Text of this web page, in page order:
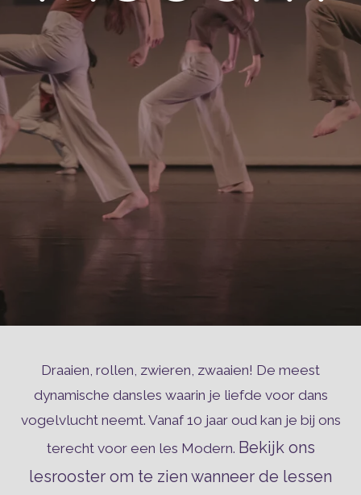
Draaien, rollen, zwieren, zwaaien! De meest
dynamische dansles waarin je liefde voor dans
vogelvlucht neemt. Vanaf 10 jaar oud kan je bij ons
terecht voor een les Modern. Bekijk ons
lesrooster om te zien wanneer de lessen